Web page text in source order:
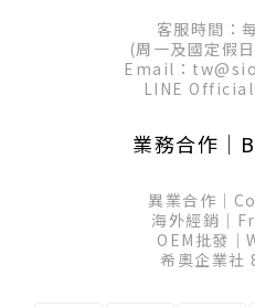
客服時間：
(周一及國定假
Email：
LINE Official
業務合作
異業合作
海外經銷
OEM批發
希奧企業社